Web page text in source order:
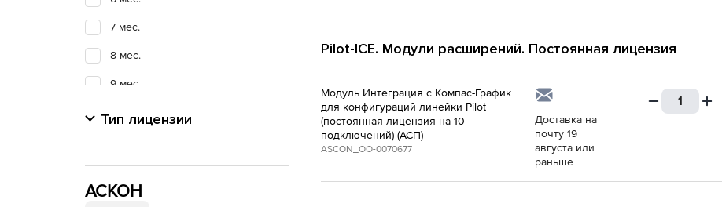
7 мес.
8 мес.
9 мес.
12 мес.
24 мес.
Тип лицензии
АСКОН
Pilot-ICE. Модули расширений. Постоянная лицензия
Модуль Интеграция с Компaс-График
для конфигураций линейки Pilot
(постоянная лицензия на 10
подключений) (АСП)
ASCON_ОО-0070677
Доставка на
почту 19
августа или
раньше